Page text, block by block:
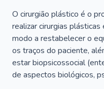
O cirurgião plástico é o
realizar cirurgias
modo a restabelecer o
os traços do paciente,
estar biopsicossocial
de aspectos biológicos,